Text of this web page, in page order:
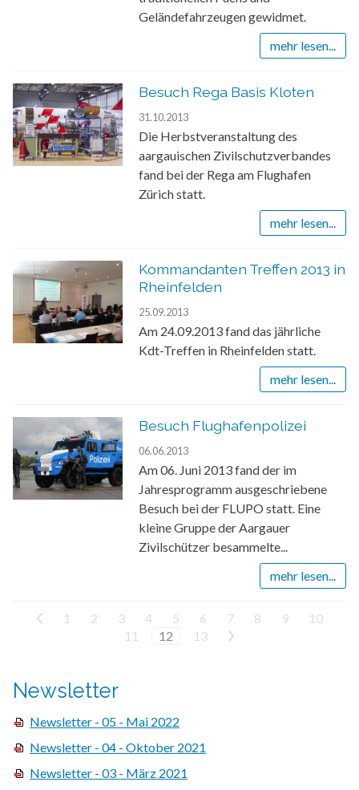
Geländefahrzeugen gewidmet.
mehr lesen...
Besuch Rega Basis Kloten
31.10.2013
Die Herbstveranstaltung des
aargauischen Zivilschutzverbandes
fand bei der Rega am Flughafen
Zürich statt.
mehr lesen...
Kommandanten Treffen 2013 in
Rheinfelden
25.09.2013
Am 24.09.2013 fand das jährliche
Kdt-Treffen in Rheinfelden statt.
mehr lesen...
Besuch Flughafenpolizei
06.06.2013
Am 06. Juni 2013 fand der im
Jahresprogramm ausgeschriebene
Besuch bei der FLUPO statt. Eine
kleine Gruppe der Aargauer
Zivilschützer besammelte...
mehr lesen...
< 1 2 3 4 5 6 7 8 9
10
11
12 13 >
Newsletter
Newsletter - 05 - Mai 2022
Newsletter - 04 - Oktober 2021
Newsletter - 03 - März 2021